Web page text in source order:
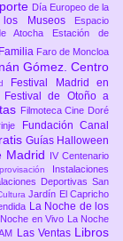
Día Europeo de la
los Museos
Espacio
Atocha
Estación de
Familia Faro de Moncloa
Gómez. Centro
Festival Madrid en
Festival de Otoño a
Filmoteca Cine Doré
Fundación Canal
Guías Halloween
Madrid
IV Centenario
Instalaciones
Deportivas San
Jardín El Capricho
La Noche de los
Noche en Vivo
La Noche
Las Ventas Libros